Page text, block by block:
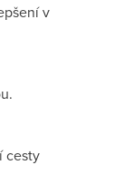
v
cesty